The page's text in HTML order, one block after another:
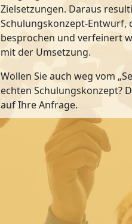
Zielsetzungen. Daraus
Schulungskonzept-Entwurf,
besprochen und verfeinert
mit der Umsetzung.
Wollen Sie auch weg vom
echten Schulungskonzept?
auf Ihre Anfrage.